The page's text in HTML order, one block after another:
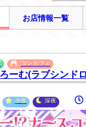
お店情報一覧
コンカフェ
ーむ(ラブシンド
夕夜 深夜